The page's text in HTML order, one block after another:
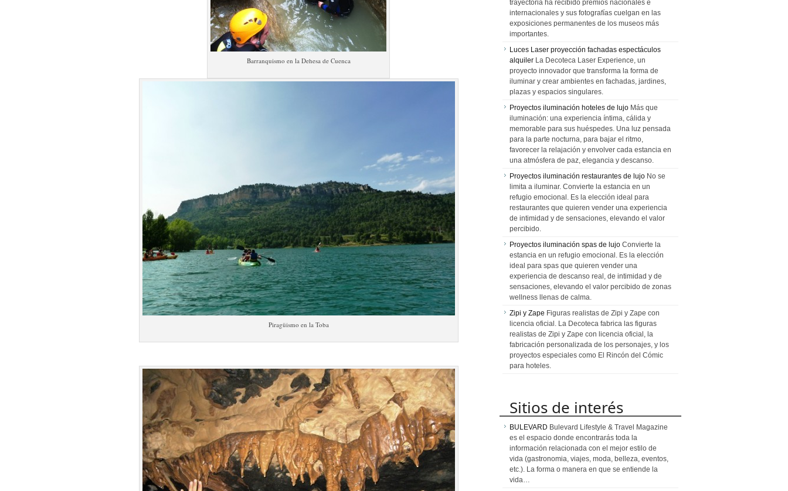
Barranquismo en la Dehesa de Cuenca
Piragüismo en la Toba
trayectoria ha recibido premios nacionales e
internacionales y sus fotografías cuelgan en las
exposiciones permanentes de los museos más
importantes.
Luces Laser proyección fachadas espectáculos
alquiler La Decoteca Laser Experience, un
proyecto innovador que transforma la forma de
iluminar y crear ambientes en fachadas, jardines,
plazas y espacios singulares.
Proyectos iluminación hoteles de lujo Más que
iluminación: una experiencia íntima, cálida y
memorable para sus huéspedes. Una luz pensada
para la parte nocturna, para bajar el ritmo,
favorecer la relajación y envolver cada estancia en
una atmósfera de paz, elegancia y descanso.
Proyectos iluminación restaurantes de lujo No se
limita a iluminar. Convierte la estancia en un
refugio emocional. Es la elección ideal para
restaurantes que quieren vender una experiencia
de intimidad y de sensaciones, elevando el valor
percibido.
Proyectos iluminación spas de lujo Convierte la
estancia en un refugio emocional. Es la elección
ideal para spas que quieren vender una
experiencia de descanso real, de intimidad y de
sensaciones, elevando el valor percibido de zonas
wellness llenas de calma.
Zipi y Zape Figuras realistas de Zipi y Zape con
licencia oficial. La Decoteca fabrica las figuras
realistas de Zipi y Zape con licencia oficial, la
fabricación personalizada de los personajes, y los
proyectos especiales como El Rincón del Cómic
para hoteles.
Sitios de interés
BULEVARD Bulevard Lifestyle & Travel Magazine
es el espacio donde encontrarás toda la
información relacionada con el mejor estilo de
vida (gastronomia, viajes, moda, belleza, eventos,
etc.). La forma o manera en que se entiende la
vida…